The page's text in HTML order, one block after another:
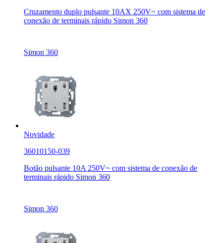
Cruzamento duplo pulsante 10AX 250V~ com sistema de
conexão de terminais rápido Simon 360
Simon 360
Novidade
36010150-039
Botão pulsante 10A 250V~ com sistema de conexão de
terminais rápido Simon 360
Simon 360